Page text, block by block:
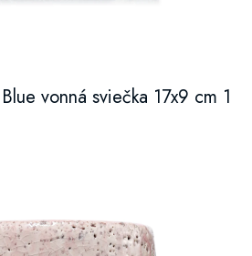
vonná sviečka 17x9 cm 1